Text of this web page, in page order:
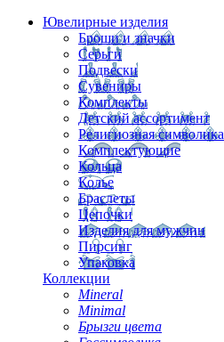
Ювелирные изделия
Броши и значки
Серьги
Подвески
Сувениры
Комплекты
Детский ассортимент
Религиозная символика
Комплектующие
Кольца
Колье
Браслеты
Цепочки
Изделия для мужчин
Пирсинг
Упаковка
Коллекции
Mineral
Minimal
Брызги цвета